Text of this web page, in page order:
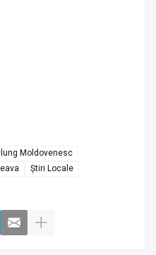
Moldovenesc
Știri Locale